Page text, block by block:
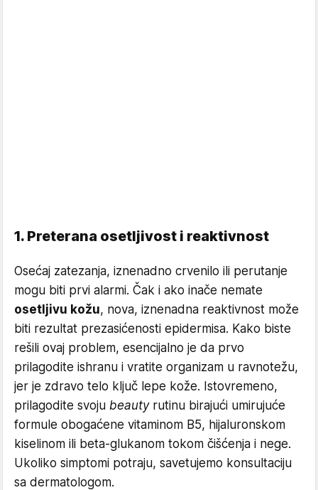
1. Preterana osetljivost i reaktivnost
Osećaj zatezanja, iznenadno crvenilo ili perutanje
mogu biti prvi alarmi. Čak i ako inače nemate
osetljivu kožu, nova, iznenadna reaktivnost može
biti rezultat prezasićenosti epidermisa. Kako biste
rešili ovaj problem, esencijalno je da prvo
prilagodite ishranu i vratite organizam u ravnotežu,
jer je zdravo telo ključ lepe kože. Istovremeno,
prilagodite svoju beautyrutinu birajući umirujuće
formule obogaćene vitaminom B5, hijaluronskom
kiselinom ili beta-glukanom tokom čišćenja i nege.
Ukoliko simptomi potraju, savetujemo konsultaciju
sa dermatologom.